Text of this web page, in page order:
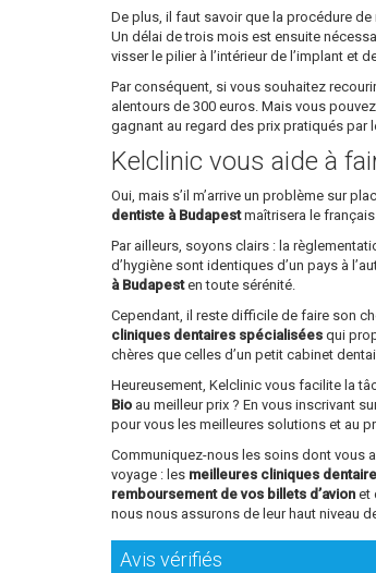
De plus, il faut savoir que la procédure de
Un délai de trois mois est ensuite
visser le pilier à l’intérieur de l’implant et
Par conséquent, si vous souhaitez
alentours de 300 euros. Mais vous
gagnant au regard des prix pratiqués par
Kelclinic vous aide à
Oui, mais s’il m’arrive un problème sur
dentiste à Budapestmaîtrisera le
Par ailleurs, soyons clairs : la
d’hygiène sont identiques d’un pays à
à Budapesten toute sérénité.
Cependant, il reste difficile de faire son
cliniques dentaires spécialisées qui
chères que celles d’un petit cabinet
Heureusement, Kelclinic vous facilite la
Bio au meilleur prix ? En vous inscrivant
pour vous les meilleures solutions et au
Communiquez-nous les soins dont vous
voyage : les meilleures cliniques
remboursement de vos billets d’avion et
nous nous assurons de leur haut niveau
Avis vérifiés